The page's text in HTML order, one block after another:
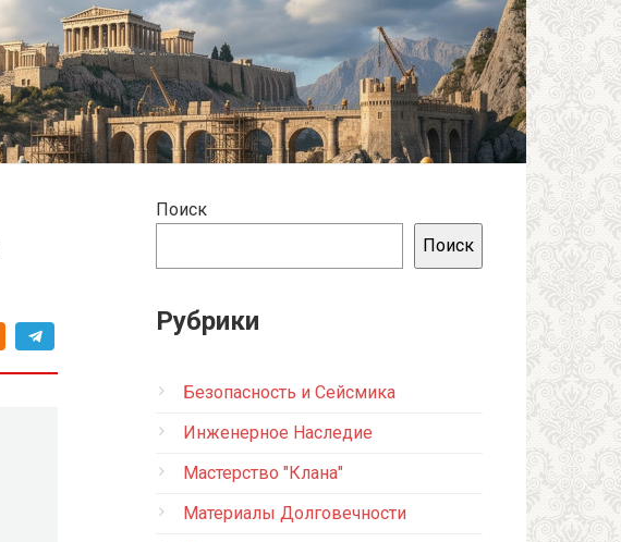
Поиск
Поиск
Рубрики
Безопасность и Сейсмика
Инженерное Наследие
Мастерство "Клана"
Материалы Долговечности